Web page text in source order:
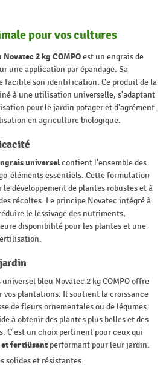
pour vos cultures
2 kg COMPOest un engrais de
une application par épandage. Sa
facilite son identification. Ce produit de la
à une utilisation universelle, s'adaptant
pour le jardin potager et d'agrément.
en agriculture biologique.
universelcontient l'ensemble des
éléments essentiels. Cette formulation
développement de plantes robustes et à
récoltes. Le principe Novatec intégré à
le lessivage des nutriments,
disponibilité pour les plantes et une
bleu Novatec 2 kg COMPO offre
vos plantations. Il soutient la croissance
de fleurs ornementales ou de légumes.
à obtenir des plantes plus belles et des
C'est un choix pertinent pour ceux qui
et fertilisant performant pour leur jardin.
solides et résistantes.